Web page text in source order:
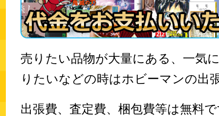
売りたい品物が大量にある、一気
りたいなどの時はホビーマンの出
出張費、査定費、梱包費等は無料